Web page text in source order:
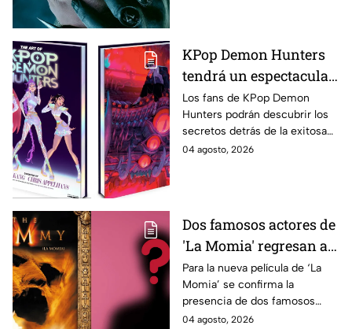
KPop Demon Hunters
tendrá un espectacular
libro de arte con más de
500 ilustraciones
inéditas: ¿se venderá
en México?
Los fans de KPop Demon
Hunters podrán descubrir los
secretos detrás de la exitosa
película gracias a un nuevo
04 agosto, 2026
Dos famosos actores de
'La Momia' regresan a
la nueva película;
descubre de quiénes se
tratan
Para la nueva película de ‘La
Momia’ se confirma la
presencia de dos famosos
actores, ya se dio a conocer
04 agosto, 2026